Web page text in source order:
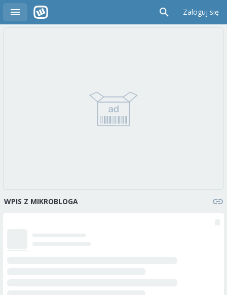
Zaloguj się
WPIS Z MIKROBLOGA